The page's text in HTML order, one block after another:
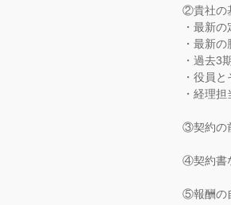
②貴社の
・最新
・最新
・過去3
・役員
・経理
③契約の
④契約書
⑤報酬の